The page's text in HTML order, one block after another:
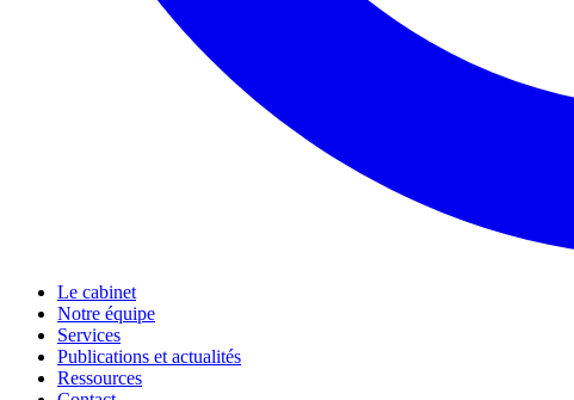
Le cabinet
Notre équipe
Services
Publications et actualités
Ressources